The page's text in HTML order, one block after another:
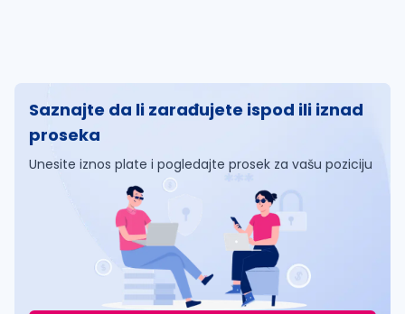
Saznajte da li zarađujete ispod ili iznad
proseka
Unesite iznos plate i pogledajte prosek za vašu poziciju